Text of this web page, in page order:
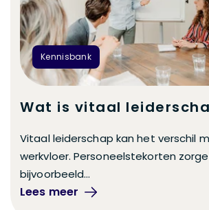
Kennisbank
Wat is vitaal
Vitaal leiderschap kan het verschil
werkvloer. Personeelstekorten
bijvoorbeeld...
Lees meer